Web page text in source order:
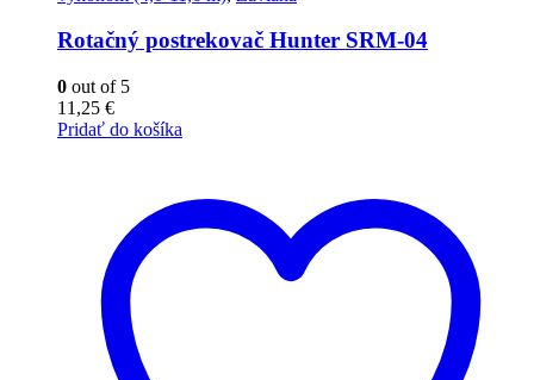
Rotačný postrekovač Hunter SRM-04
0 out of 5
11,25 €
Pridať do košíka